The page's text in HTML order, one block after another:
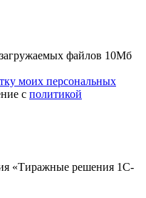
файлов 10Мб
моих персональных
с политикой
«Тиражные решения 1С-